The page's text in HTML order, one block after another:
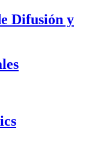
Difusión y